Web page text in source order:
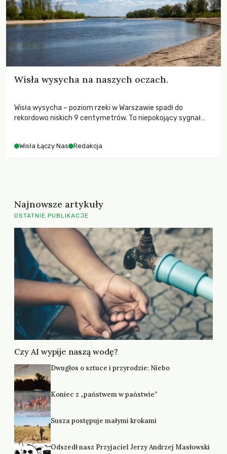
Wisła wysycha na naszych oczach.
Wisła wysycha – poziom rzeki w Warszawie spadł do
rekordowo niskich 9 centymetrów. To niepokojący sygnał
Wisła Łączy Nas Redakcja
Najnowsze artykuły
OSTATNIE PUBLIKACJE
Czy AI wypije naszą wodę?
Dwugłos o sztuce i przyrodzie: Niebo
Koniec z „państwem w państwie”
Susza postępuje małymi krokami
Odszedł nasz Przyjaciel Jerzy Andrzej Masłowski